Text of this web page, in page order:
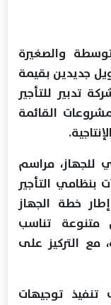
والصغيرة
جديدين بقيمة
مع شركة تدبير للتأجير
القائمة
للجهاز، مراسم
بنظامي التأجير
خطة الجهاز
متنوعة تناسب
مع التركيز على
توجيهات